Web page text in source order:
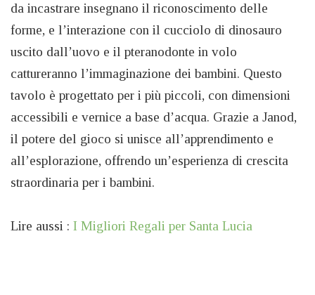
da incastrare insegnano il riconoscimento delle
forme, e l’interazione con il cucciolo di dinosauro
uscito dall’uovo e il pteranodonte in volo
cattureranno l’immaginazione dei bambini. Questo
tavolo è progettato per i più piccoli, con dimensioni
accessibili e vernice a base d’acqua. Grazie a Janod,
il potere del gioco si unisce all’apprendimento e
all’esplorazione, offrendo un’esperienza di crescita
straordinaria per i bambini.
Lire aussi : I Migliori Regali per Santa Lucia